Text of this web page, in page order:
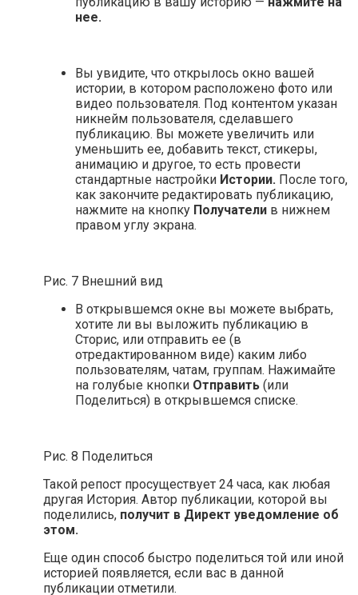
нее.
Вы увидите, что открылось окно вашей
истории, в котором расположено фото или
видео пользователя. Под контентом указан
никнейм пользователя, сделавшего
публикацию. Вы можете увеличить или
уменьшить ее, добавить текст, стикеры,
анимацию и другое, то есть провести
стандартные настройки Истории. После того,
как закончите редактировать публикацию,
нажмите на кнопку Получатели в нижнем
правом углу экрана.
Рис. 7 Внешний вид
В открывшемся окне вы можете выбрать,
хотите ли вы выложить публикацию в
Сторис, или отправить ее (в
отредактированном виде) каким либо
пользователям, чатам, группам. Нажимайте
на голубые кнопки Отправить (или
Поделиться) в открывшемся списке.
Рис. 8 Поделиться
Такой репост просуществует 24 часа, как любая
другая История. Автор публикации, которой вы
поделились, получит в Директ уведомление об
этом.
Еще один способ быстро поделиться той или иной
историей появляется, если вас в данной
публикации отметили.